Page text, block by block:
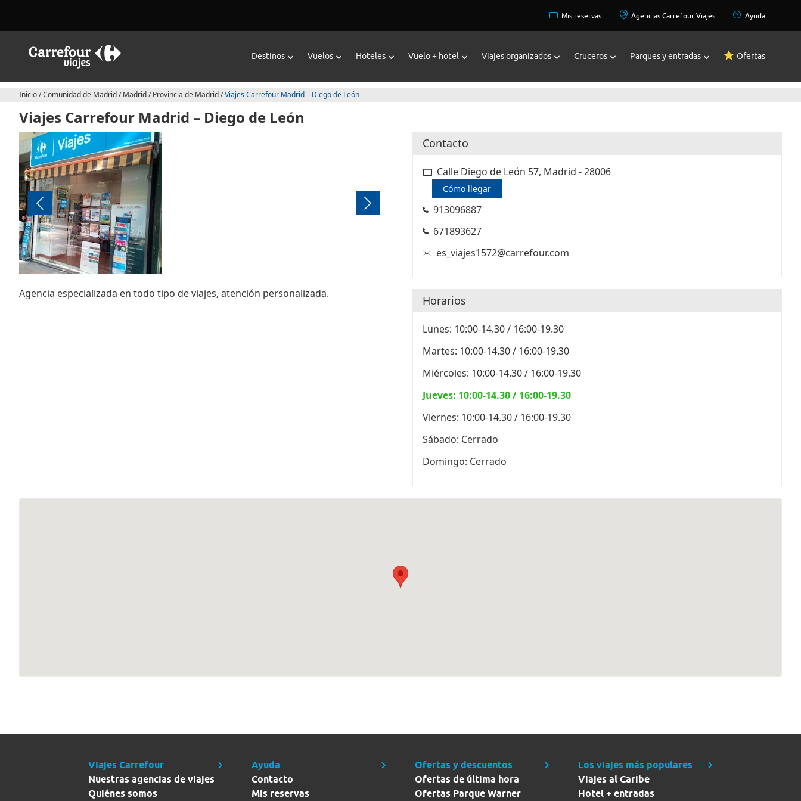
Mis reservas Agencias Carrefour Viajes Ayuda
Destinos Vuelos Hoteles Vuelo + hotel Viajes organizados Cruceros Parques y entradas Ofertas
Inicio/Comunidad de Madrid/Madrid/Provincia de Madrid/Viajes Carrefour Madrid – Diego de León
Viajes Carrefour Madrid – Diego de León
Agencia especializada en todo tipo de viajes, atención personalizada.
Contacto
Calle Diego de León 57, Madrid - 28006
Cómo llegar
913096887
671893627
es_viajes1572@carrefour.com
Horarios
Lunes: 10:00-14.30 / 16:00-19.30
Martes: 10:00-14.30 / 16:00-19.30
Miércoles: 10:00-14.30 / 16:00-19.30
Jueves: 10:00-14.30 / 16:00-19.30
Viernes: 10:00-14.30 / 16:00-19.30
Sábado: Cerrado
Domingo: Cerrado
Viajes Carrefour
Nuestras agencias de viajes
Quiénes somos
Ayuda
Contacto
Mis reservas
Ofertas y descuentos
Ofertas de última hora
Ofertas Parque Warner
Los viajes más populares
Viajes al Caribe
Hotel + entradas